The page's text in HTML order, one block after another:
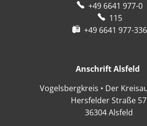
+49 6641 977-0
115
+49 6641 977-336
Anschrift Alsfeld
Vogelsbergkreis • Der
Hersfelder Straße 57
36304 Alsfeld